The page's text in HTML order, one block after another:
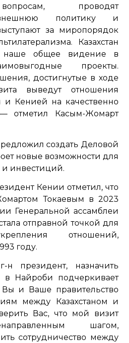
проводят
политику и
за миропорядок
Казахстан
наше общее видение в
проекты.
достигнутые в ходе
выведут отношения
и Кенией на качественно
— отметил Касым-Жомарт
создать Деловой
новые возможности для
и инвестиций.
Кении отметил, что
Токаевым в 2023
Генеральной ассамблеи
отправной точкой для
отношений,
году.
президент, назначить
в Найроби подчеркивает
Вы и Ваше правительство
между Казахстаном и
Вас, что мой визит
шагом,
сотрудничество между